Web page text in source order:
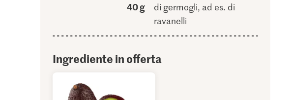
40 g
di germogli, ad es. di
ravanelli
Ingrediente in offerta